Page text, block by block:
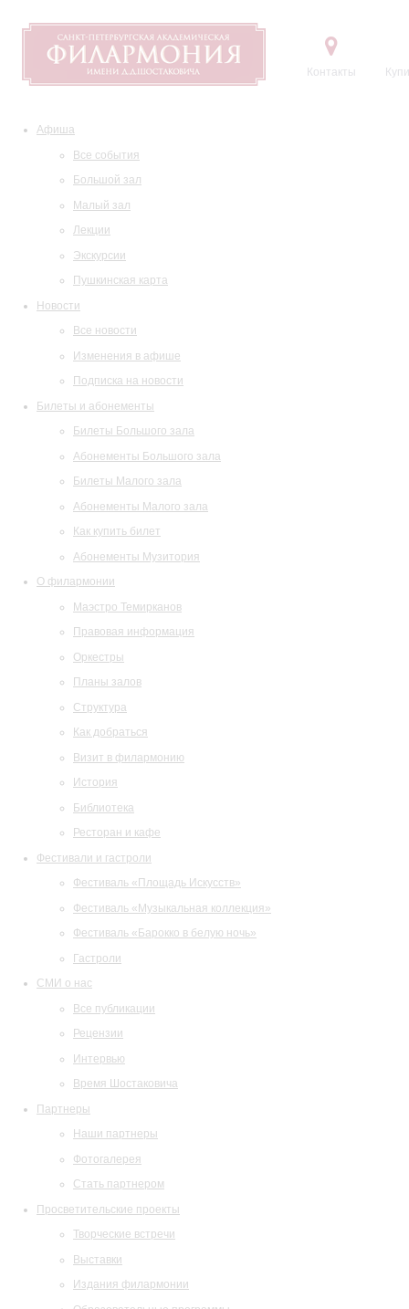
Контакты
Афиша
Все события
Большой зал
Малый зал
Лекции
Экскурсии
Пушкинская карта
Новости
Все новости
Изменения в афише
Подписка на новости
Билеты и абонементы
Билеты Большого зала
Абонементы Большого зала
Билеты Малого зала
Абонементы Малого зала
Как купить билет
Абонементы Музитория
О филармонии
Маэстро Темирканов
Правовая информация
Оркестры
Планы залов
Структура
Как добраться
Визит в филармонию
История
Библиотека
Ресторан и кафе
Фестивали и гастроли
Фестиваль «Площадь Искусств»
Фестиваль «Музыкальная коллекция»
Фестиваль «Барокко в белую ночь»
Гастроли
СМИ о нас
Все публикации
Рецензии
Интервью
Время Шостаковича
Партнеры
Наши партнеры
Фотогалерея
Стать партнером
Просветительские проекты
Творческие встречи
Выставки
Издания филармонии